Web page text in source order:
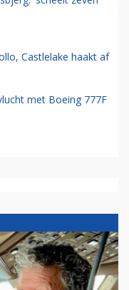
Castlelake haakt af
met Boeing 777F